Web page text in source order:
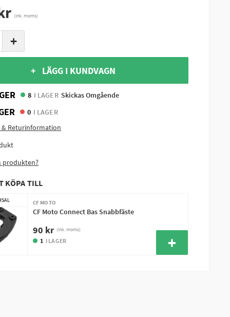
(ink. moms)
+
+ LÄGG I KUNDVAGN
8 I LAGER Skickas Omgående
0 I LAGER
& Returinformation
produkten?
KÖPA TILL
CF MOTO
CF Moto Connect Bas Snabbfäste
90 kr (ink. moms)
1 I LAGER